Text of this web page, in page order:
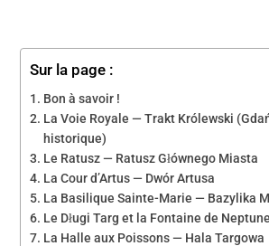
Sur la page :
Bon à savoir !
La Voie Royale — Trakt Królewski
historique)
Le Ratusz — Ratusz Głównego Miasta
La Cour d’Artus — Dwór Artusa
La Basilique Sainte-Marie — Bazylika
Le Długi Targ et la Fontaine de Neptune
La Halle aux Poissons — Hala Targowa